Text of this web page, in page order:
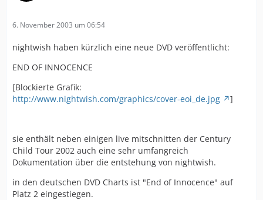
6. November 2003 um 06:54
nightwish haben kürzlich eine neue DVD veröffentlicht:
END OF INNOCENCE
[Blockierte Grafik:
http://www.nightwish.com/graphics/cover-eoi_de.jpg
]
sie enthält neben einigen live mitschnitten der Century
Child Tour 2002 auch eine sehr umfangreich
Dokumentation über die entstehung von nightwish.
in den deutschen DVD Charts ist "End of Innocence" auf
Platz 2 eingestiegen.